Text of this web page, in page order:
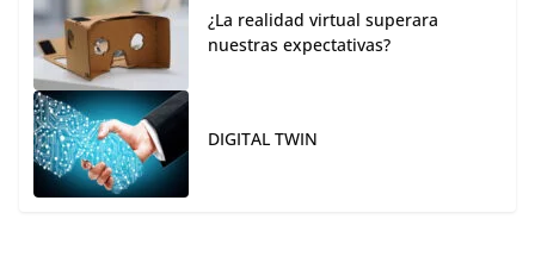
¿La realidad virtual superara
nuestras expectativas?
DIGITAL TWIN